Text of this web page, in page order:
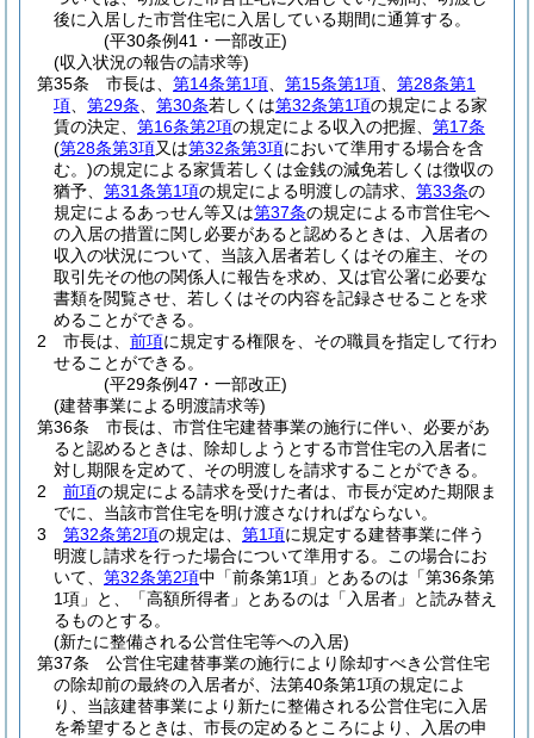
後に入居した市営住宅に入居している期間に通算する。
(平30条例41・一部改正)
(収入状況の報告の請求等)
第35条
市長は、 第14条第1項 第15条第1項
第28条第1
項
第29条 第30条若しくは第32条第1項の規定による家
賃の決定、 第16条第2項の規定による収入の把握、 第17条
(第28条第3項又は第32条第3項において準用する場合を含
む。)の規定による家賃若しくは金銭の減免若しくは徴収の
猶予、 第31条第1項の規定による明渡しの請求、 第33条の
規定によるあっせん等又は第37条の規定による市営住宅へ
の入居の措置に関し必要があると認めるときは、入居者の
収入の状況について、当該入居者若しくはその雇主、その
取引先その他の関係人に報告を求め、又は官公署に必要な
書類を閲覧させ、若しくはその内容を記録させることを求
めることができる。
2
市長は、 前項に規定する権限を、その職員を指定して行わ
せることができる。
(平29条例47・一部改正)
(建替事業による明渡請求等)
第36条
市長は、市営住宅建替事業の施行に伴い、必要があ
ると認めるときは、除却しようとする市営住宅の入居者に
対し期限を定めて、その明渡しを請求することができる。
2
前項の規定による請求を受けた者は、市長が定めた期限ま
でに、当該市営住宅を明け渡さなければならない。
3
第32条第2項の規定は、 第1項に規定する建替事業に伴う
明渡し請求を行った場合について準用する。
この場合にお
いて、 第32条第2項中「前条第1項」とあるのは「第36条第
1項」と、「高額所得者」とあるのは「入居者」と読み替え
るものとする。
(新たに整備される公営住宅等への入居)
第37条
公営住宅建替事業の施行により除却すべき公営住宅
の除却前の最終の入居者が、法第40条第1項の規定によ
り、当該建替事業により新たに整備される公営住宅に入居
を希望するときは、市長の定めるところにより、入居の申